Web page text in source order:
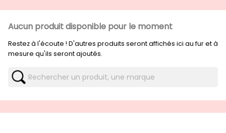
Aucun produit disponible pour le moment
Restez à l'écoute ! D'autres produits seront affichés ici au fur et à
mesure qu'ils seront ajoutés.